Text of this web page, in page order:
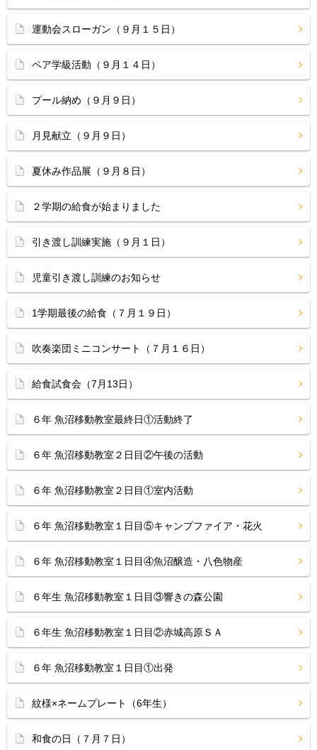
運動会スローガン（９月１５日）
ペア学級活動（９月１４日）
プール納め（９月９日）
月見献立（９月９日）
夏休み作品展（９月８日）
２学期の給食が始まりました
引き渡し訓練実施（９月１日）
児童引き渡し訓練のお知らせ
1学期最後の給食（７月１９日）
吹奏楽団ミニコンサート（７月１６日）
給食試食会（7月13日）
６年 魚沼移動教室最終日①活動終了
６年 魚沼移動教室２日目②午後の活動
６年 魚沼移動教室２日目①室内活動
６年 魚沼移動教室１日目⑤キャンプファイア・花火
６年 魚沼移動教室１日目④魚沼醸造・八色物産
６年生 魚沼移動教室１日目③響きの森公園
６年生 魚沼移動教室１日目②赤城高原ＳＡ
６年 魚沼移動教室１日目①出発
紋様×ネームプレート（6年生）
和食の日（７月７日）